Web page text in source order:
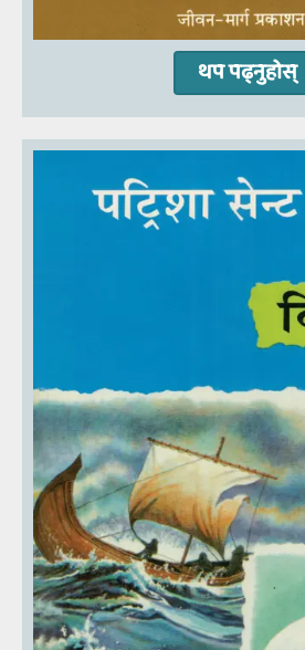
थप पढ्नुहोस्